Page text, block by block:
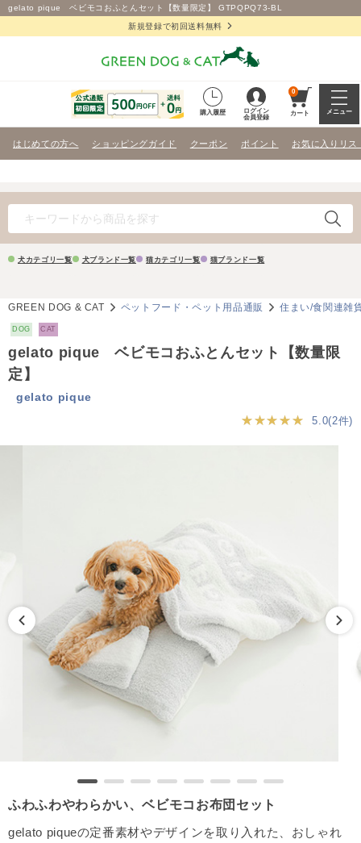
gelato pique ベビモコおふとんセット【数量限定】 GTPQPQ73-BL
新規登録で初回送料無料
購入履歴
ログイン
会員登録
0
カート メニュー
はじめての方へ ショッピングガイド クーポン ポイント お気に入りリス
犬カテゴリ一覧 犬ブランド一覧 猫カテゴリ一覧 猫ブランド一覧
GREEN DOG & CAT ペットフード・ペット用品通販 住まい/食関連雑
DOG CAT
gelato pique ベビモコおふとんセット【数量限
定】
gelato pique
★★★★★ 5.0(2件)
ふわふわやわらかい、ベビモコお布団セット
gelato piqueの定番素材やデザインを取り入れた、おしゃれ